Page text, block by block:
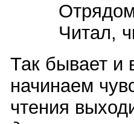
Читал,
Так бывает и
начинаем
чтения